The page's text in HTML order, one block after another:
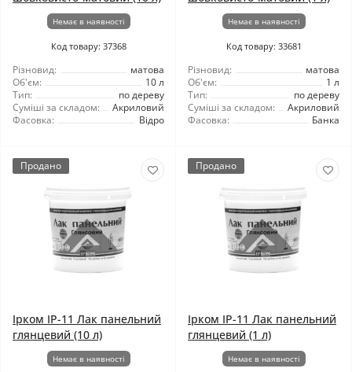
Немає в наявності
Код товару: 37368
Різновид:
матова
Об'єм:
10 л
Тип:
по дереву
Суміші за складом:
Акриловий
Фасовка:
Відро
Немає в наявності
Код товару: 33681
Різновид:
матова
Об'єм:
1 л
Тип:
по дереву
Суміші за складом:
Акриловий
Фасовка:
Банка
Продано
Ірком ІР-11 Лак панельний
глянцевий (10 л)
Немає в наявності
Продано
Ірком ІР-11 Лак панельний
глянцевий (1 л)
Немає в наявності